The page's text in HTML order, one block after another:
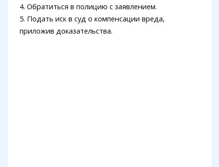
4. Обратиться в полицию с заявлением.
5. Подать иск в суд о компенсации вреда,
приложив доказательства.